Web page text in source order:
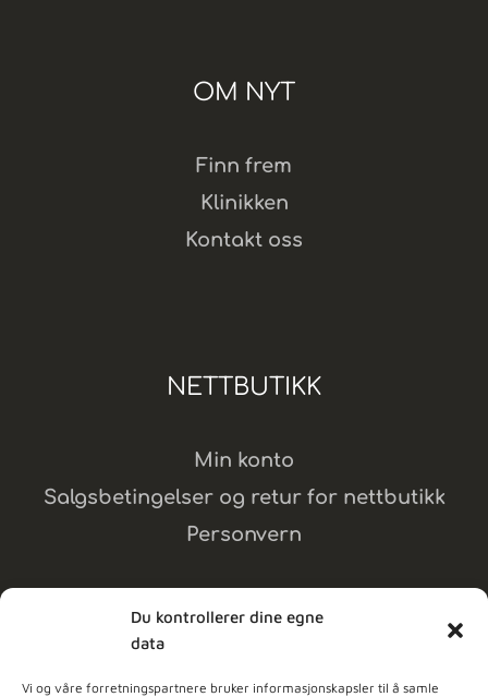
Du kontrollerer dine egne
data
Vi og våre forretningspartnere bruker informasjonskapsler til å samle
OM NYT
Finn frem
Klinikken
Kontakt oss
NETTBUTIKK
Min konto
Salgsbetingelser og retur for nettbutikk
Personvern